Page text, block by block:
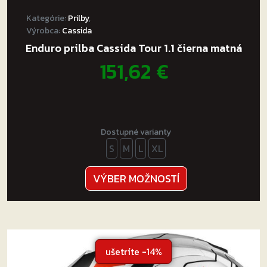
Kategórie:Prilby,
Výrobca:Cassida
Enduro prilba Cassida Tour 1.1 čierna matná
151,62 €
Dostupné varianty
S M L XL
VÝBER MOŽNOSTÍ
produkt
má
variantov.
Možnosti
si
ušetríte -14%